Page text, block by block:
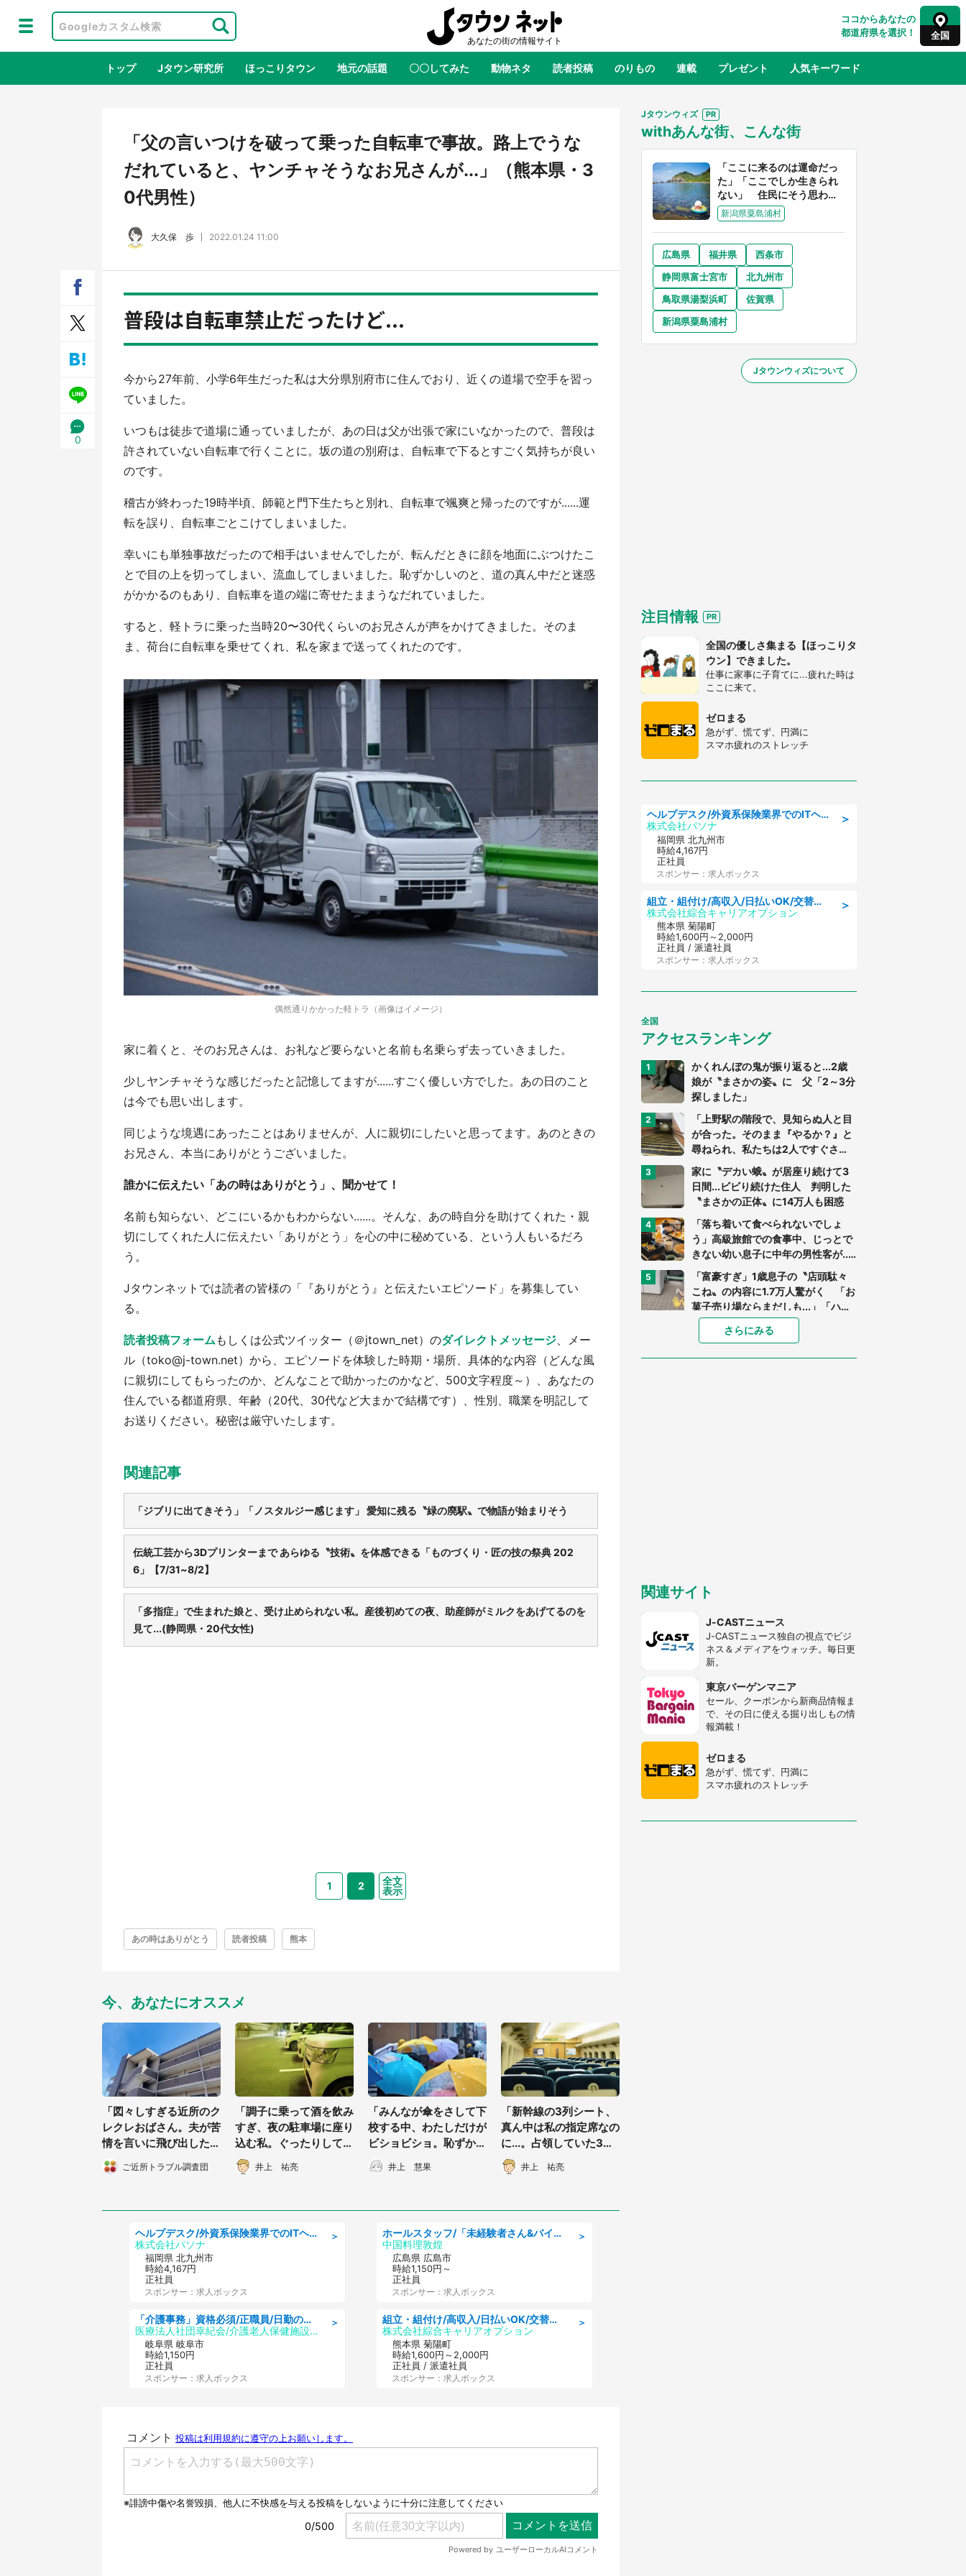
ココからあなたの
都道府県を選択！
全国
全国 全国
東北 青森 岩手 宮城 山形 福島
関東 栃木 群馬 千葉 東京 神奈川
奈良 和歌山
山口
大分 宮崎
トップ Jタウン研究所 ほっこりタウン 地元の話題 〇〇してみた 動物ネタ 読者投稿 のりもの 連載 プレゼント 人気キーワード
地域×二次元 絶景 あの時はありがとう 物語がはじまる町へ ふるさと納税
品館TOY PARKへ急げ【8／8～31】
が生産されてます【7／31～1／31】
『薬屋のひとりごと』の〝舞〟の世界
日向翔陽＆影山飛雄が笹かまを食べ
る！ アニメ『ハイキュー！！』×老
舗「鐘崎」コラボで限定グッズも【8
／1～31】
「父の言いつけを破って乗った自転車で事故。路上でうな
だれていると、ヤンチャそうなお兄さんが...」（熊本県・3
0代男性）
大久保 歩 2022.01.24 11:00
0
普段は自転車禁止だったけど...
今から27年前、小学6年生だった私は大分県別府市に住んでおり、近くの道場で空手を習っ
ていました。
いつもは徒歩で道場に通っていましたが、あの日は父が出張で家にいなかったので、普段は
許されていない自転車で行くことに。坂の道の別府は、自転車で下るとすごく気持ちが良い
のです。
稽古が終わった19時半頃、師範と門下生たちと別れ、自転車で颯爽と帰ったのですが......運
転を誤り、自転車ごとこけてしまいました。
幸いにも単独事故だったので相手はいませんでしたが、転んだときに顔を地面にぶつけたこ
とで目の上を切ってしまい、流血してしまいました。恥ずかしいのと、道の真ん中だと迷惑
がかかるのもあり、自転車を道の端に寄せたままうなだれていました。
すると、軽トラに乗った当時20〜30代くらいのお兄さんが声をかけてきました。そのま
ま、荷台に自転車を乗せてくれ、私を家まで送ってくれたのです。
偶然通りかかった軽トラ（画像はイメージ）
家に着くと、そのお兄さんは、お礼など要らないと名前も名乗らず去っていきました。
少しヤンチャそうな感じだったと記憶してますが......すごく優しい方でした。あの日のこと
は今でも思い出します。
同じような境遇にあったことはありませんが、人に親切にしたいと思ってます。あのときの
お兄さん、本当にありがとうございました。
誰かに伝えたい「あの時はありがとう」、聞かせて！
名前も知らない、どこにいるかもわからない......。そんな、あの時自分を助けてくれた・親
切にしてくれた人に伝えたい「ありがとう」を心の中に秘めている、という人もいるだろ
う。
Jタウンネットでは読者の皆様の「『ありがとう』と伝えたいエピソード」を募集してい
る。
読者投稿フォームもしくは公式ツイッター（＠jtown_net）のダイレクトメッセージ、メー
ル（toko@j-town.net）から、エピソードを体験した時期・場所、具体的な内容（どんな風
に親切にしてもらったのか、どんなことで助かったのかなど、500文字程度～）、あなたの
住んでいる都道府県、年齢（20代、30代など大まかで結構です）、性別、職業を明記して
お送りください。秘密は厳守いたします。
関連記事
「ジブリに出てきそう」「ノスタルジー感じます」 愛知に残る〝緑の廃駅〟で物語が始まりそう
伝統工芸から3Dプリンターまで あらゆる〝技術〟を体感できる「ものづくり・匠の技の祭典 202
6」【7/31~8/2】
「多指症」で生まれた娘と、受け止められない私。産後初めての夜、助産師がミルクをあげてるのを
見て...(静岡県・20代女性)
1 2
全文
表示
あの時はありがとう 読者投稿 熊本
今、あなたにオススメ
「図々しすぎる近所のク
レクレおばさん。夫が苦
情を言いに飛び出した結
果、私たちは離婚するこ
とに...」（福島県・30
ご近所トラブル調査団
「調子に乗って酒を飲み
すぎ、夜の駐車場に座り
込む私。ぐったりしてい
ると、知らない人が車
で...」（長野県・40代
井上 祐亮
「みんなが傘をさして下
校する中、わたしだけが
ビショビショ。恥ずかし
くてトボトボ歩いている
と...」（愛知県・30代
井上 慧果
「新幹線の3列シート、
真ん中は私の指定席なの
に...。占領していた3人
家族に注意すると『空気
読めや』」（三重県·50
井上 祐亮
＞
ヘルプデスク/外資系保険業界でのITヘルプデスク業務/駅近/即日勤務可/ヘルプデスク
株式会社パソナ
福岡県 北九州市
時給4,167円
正社員
スポンサー：求人ボックス
＞
「介護事務」資格必須/正職員/日勤のみ/介護老人保健施設
医療法人社団幸紀会/介護老人保健施設 グリーンビラ安江
岐阜県 岐阜市
時給1,150円
正社員
スポンサー：求人ボックス
＞
ホールスタッフ/「未経験者さん&バイトデビューも大歓迎」残業ほぼなし×1日3時間〜勤務OK!フォロー体制も充実/広島県/広島市南区
中国料理敦煌
広島県 広島市
時給1,150円～
正社員
スポンサー：求人ボックス
＞
組立・組付け/高収入/日払いOK/交替制/20・30・40代活躍中/製造 工場
株式会社綜合キャリアオプション
熊本県 菊陽町
時給1,600円～2,000円
正社員 / 派遣社員
スポンサー：求人ボックス
Jタウンウィズ
withあんな街、こんな街
「ここに来るのは運命だっ
た」「ここでしか生きられ
ない」 住民にそう思わせ
る離島「粟島」の魅力【移
住婚受付中】
新潟県粟島浦村
広島県 福井県
西条市
静岡県富士宮市
北九州市
鳥取県湯梨浜町
佐賀県
新潟県粟島浦村
Jタウンウィズについて
注目情報
全国の優しさ集まる【ほっこりタ
ウン】できました。
仕事に家事に子育てに...疲れた時は
ここに来て。
ゼロまる
急がず、慌てず、円満に
スマホ疲れのストレッチ
＞
ヘルプデスク/外資系保険業界でのITヘルプデスク業務/駅近/即日勤務可/ヘルプデスク
株式会社パソナ
福岡県 北九州市
時給4,167円
正社員
スポンサー：求人ボックス
＞
組立・組付け/高収入/日払いOK/交替制/20・30・40代活躍中/製造 工場
株式会社綜合キャリアオプション
熊本県 菊陽町
時給1,600円～2,000円
正社員 / 派遣社員
スポンサー：求人ボックス
全国
アクセスランキング
かくれんぼの鬼が振り返ると...2歳
娘が〝まさかの姿〟に 父「2～3分
探しました」
「上野駅の階段で、見知らぬ人と目
が合った。そのまま『やるか？』と
尋ねられ、私たちは2人ですぐさ
ま...」（茨城県・70代男性）
家に〝デカい蛾〟が居座り続けて3
日間...ビビり続けた住人 判明した
〝まさかの正体〟に14万人も困惑
「落ち着いて食べられないでしょ
う」高級旅館での食事中、じっとで
きない幼い息子に中年の男性客が...
（東京都・40代男性）
「富豪すぎ」1歳息子の〝店頭駄々
こね〟の内容に1.7万人驚がく 「お
菓子売り場ならまだしも...」「ハー
ドル高い」
「閉所恐怖症の私は新幹線で大パニ
ック。隣席の青年に『手を繋いで』
とお願いしたら...」 体験談に8万
県・30代女性）
さらにみる
関連サイト
J-CASTニュース
J-CASTニュース独自の視点でビジ
ネス＆メディアをウォッチ。毎日更
新。
東京バーゲンマニア
セール、クーポンから新商品情報ま
で、その日に使える掘り出しもの情
報満載！
ゼロまる
急がず、慌てず、円満に
スマホ疲れのストレッチ